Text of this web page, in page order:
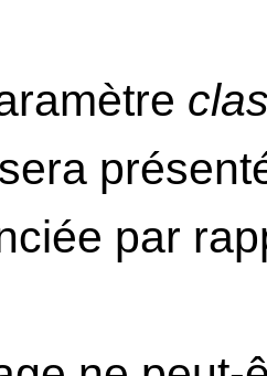
par